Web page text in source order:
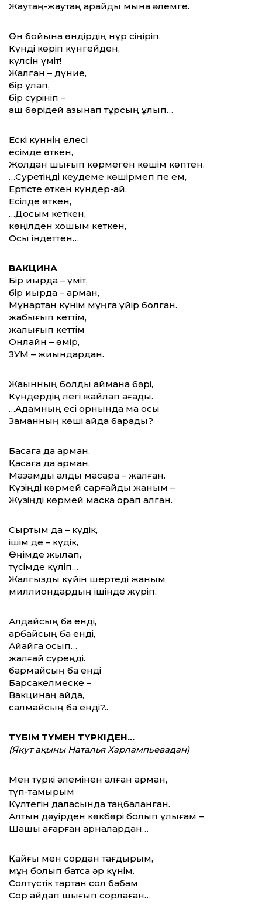
Жаутаң-жаутаң қарайды мына әлемге.
Өн бойына өндірдің нұр сіңіріп,
Күнді көріп күнгейден,
күлсін үміт!
Жалған – дүние,
бір құлап,
бір сүрініп –
аш бөрідей азынап тұрсың ұлып…
Ескі күннің елесі
есімде өткен,
Жолдан шығып көрмеген көшім көптен.
…Суретіңді кеудеме көшірмеп пе ем,
Ертісте өткен күндер-ай,
Есілде өткен,
…Досым кеткен,
көңілден хошым кеткен,
Осы індеттен…
ВАКЦИНА
Бір қиырда – үміт,
бір қиырда – арман,
Мұнартқан күнім мұңға үйір болған.
жабығып кеттім,
жалығып кеттім
Онлайн – өмір,
ЗУМ – жиындардан.
Жақынның болды қаймана бәрі,
Күндердің легі жайлап ағады.
…Адамның есі орнында ма осы
Заманның көші қайда барады?
Басқаға да арман,
Қасқаға да арман,
Мазамды алды масқара – жалған.
Күзіңді көрмей сарғайды жаным –
Жүзіңді көрмей маска орап алған.
Сыртым да – күдік,
ішім де – күдік,
Өңімде жылап,
түсімде күліп…
Жалғыздық күйін шертеді жаным
миллиондардың ішінде жүріп.
Алдайсың ба енді,
арбайсың ба енді,
Айқайға қосып…
жалғай сүреңді.
бармайсың ба енді
Барсакелмеске –
Вакцинаң қайда,
салмайсың ба енді?..
ТҮБІМ ТҮМЕН ТҮРКІДЕН…
(Якут ақыны Наталья Харлампьевадан)
Мен түркі әлемінен қалған арман,
түп-тамырым
Күлтегін даласында таңбаланған.
Алтын дәуірден көкбөрі болып ұлығам –
Шашы ағарған арналардан…
Қайғы мен сордан тағдырым,
мұң болып батса әр күнім.
Солтүстік тартқан сол бабам
Сор айдап шығып сорлаған…